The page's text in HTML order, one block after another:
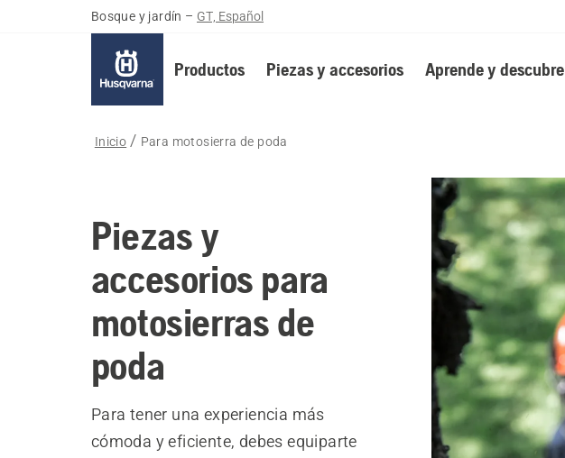
Bosque y jardín – GT, Español
Productos Piezas y accesorios Aprende y descubre
Inicio Para motosierra de poda
Piezas y
accesorios para
motosierras de
poda
Para tener una experiencia más
cómoda y eficiente, debes equiparte